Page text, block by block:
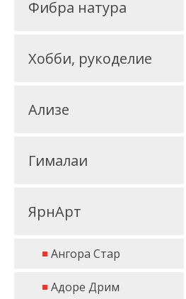
Фибра натура
Хобби, рукоделие
Ализе
Гималаи
ЯрнАрт
Ангора Стар
Адоре Дрим